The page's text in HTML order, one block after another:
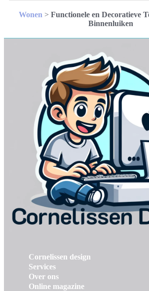
Wonen > Functionele en Decoratieve
Binnenluiken
Cornelissen design
Services
Over ons
Online magazine